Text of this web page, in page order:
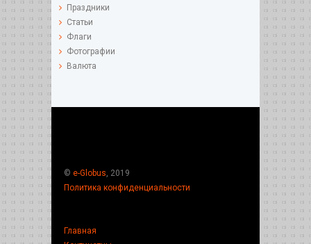
Праздники
Статьи
Флаги
Фотографии
Валюта
© e-Globus , 2019
Политика конфиденциальности
Главная